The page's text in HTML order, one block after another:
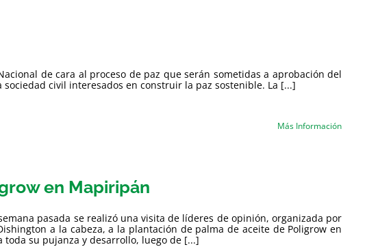
de cara al proceso de paz que serán sometidas a aprobación del
civil interesados en construir la paz sostenible. La [...]
Más Información
en Mapiripán
pasada se realizó una visita de líderes de opinión, organizada por
a la cabeza, a la plantación de palma de aceite de Poligrow en
su pujanza y desarrollo, luego de [...]